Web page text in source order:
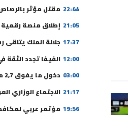
22:44 مقتل مؤثر
21:05 إطلاق منصة رقمية
17:37 جلالة الملك يتلقى
12:00 الفيفا تجدد الثقة
03:00 دخول ما يفوق 2,7 مليون من الجالية
21:17 الاجتماع الوزاري
19:56 مؤتمر عربي